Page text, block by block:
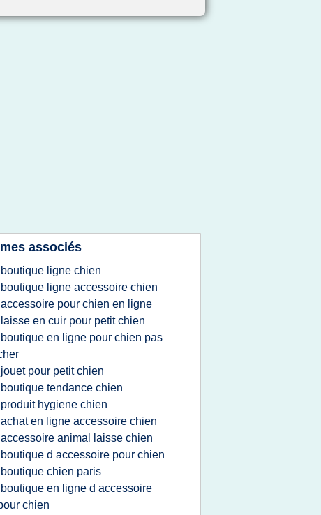
associés
boutique ligne chien
boutique ligne accessoire chien
accessoire pour chien en ligne
laisse en cuir pour petit chien
boutique en ligne pour chien pas
jouet pour petit chien
boutique tendance chien
produit hygiene chien
achat en ligne accessoire chien
accessoire animal laisse chien
boutique d accessoire pour chien
boutique chien paris
boutique en ligne d accessoire
chien